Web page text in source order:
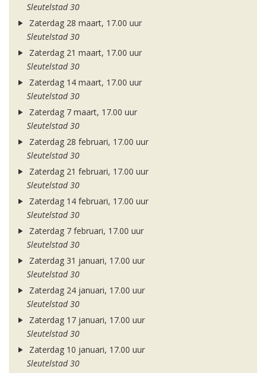
Sleutelstad 30
Zaterdag 28 maart, 17.00 uur
Sleutelstad 30
Zaterdag 21 maart, 17.00 uur
Sleutelstad 30
Zaterdag 14 maart, 17.00 uur
Sleutelstad 30
Zaterdag 7 maart, 17.00 uur
Sleutelstad 30
Zaterdag 28 februari, 17.00 uur
Sleutelstad 30
Zaterdag 21 februari, 17.00 uur
Sleutelstad 30
Zaterdag 14 februari, 17.00 uur
Sleutelstad 30
Zaterdag 7 februari, 17.00 uur
Sleutelstad 30
Zaterdag 31 januari, 17.00 uur
Sleutelstad 30
Zaterdag 24 januari, 17.00 uur
Sleutelstad 30
Zaterdag 17 januari, 17.00 uur
Sleutelstad 30
Zaterdag 10 januari, 17.00 uur
Sleutelstad 30